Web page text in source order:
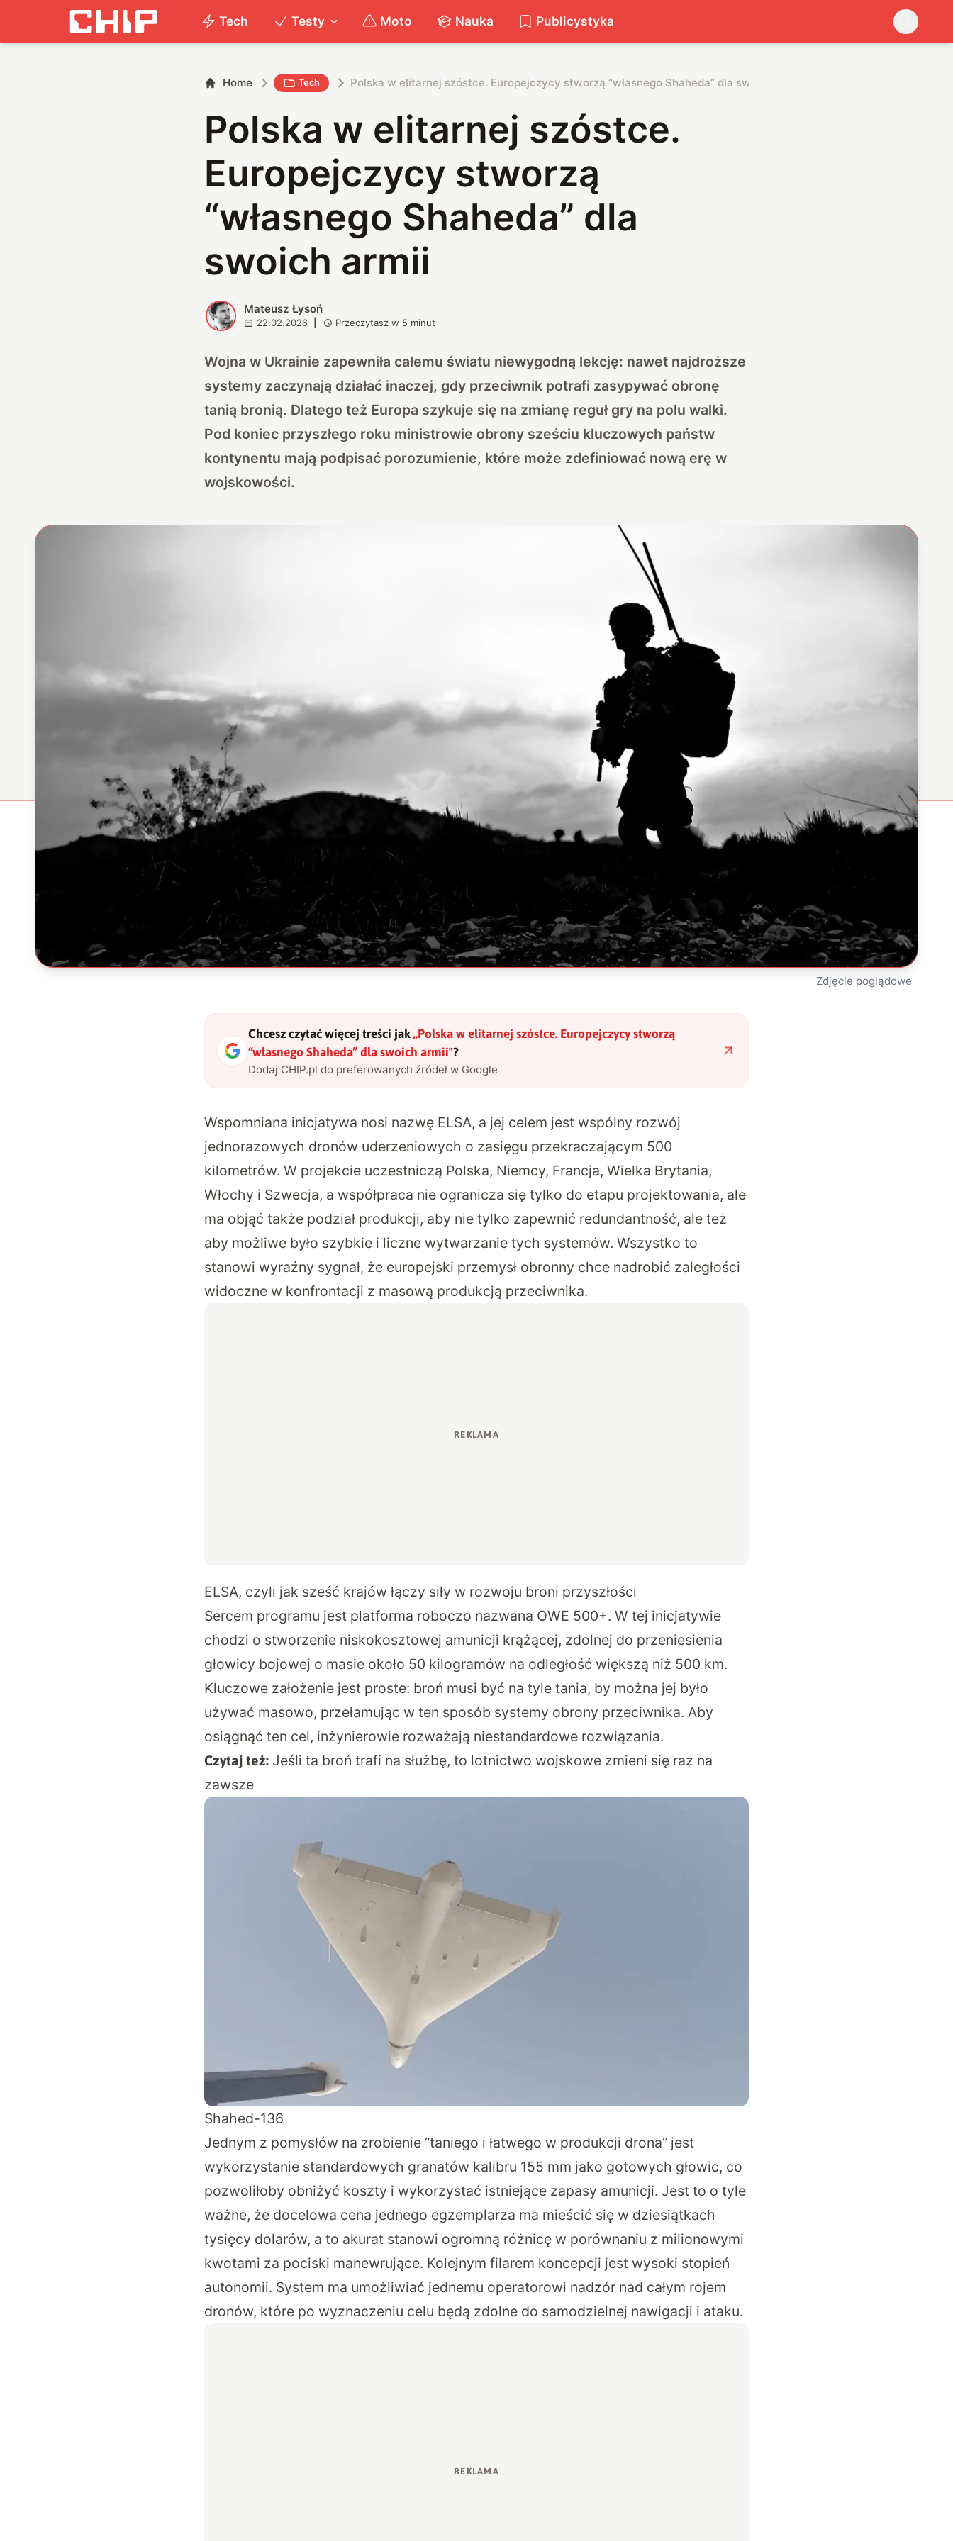
Tech Testy Moto Nauka Publicystyka
Home Tech Polska w elitarnej szóstce. Europejczycy stworzą “własnego Shaheda” dla swoich armii
Polska w elitarnej szóstce.
Europejczycy stworzą
“własnego Shaheda” dla
swoich armii
M Mateusz Łysoń
22.02.2026 Przeczytasz w 5 minut
Wojna w Ukrainie zapewniła całemu światu niewygodną lekcję: nawet najdroższe
systemy zaczynają działać inaczej, gdy przeciwnik potrafi zasypywać obronę
tanią bronią. Dlatego też Europa szykuje się na zmianę reguł gry na polu walki.
Pod koniec przyszłego roku ministrowie obrony sześciu kluczowych państw
kontynentu mają podpisać porozumienie, które może zdefiniować nową erę w
wojskowości.
Zdjęcie poglądowe
Chcesz czytać więcej treści jak „Polska w elitarnej szóstce. Europejczycy stworzą
“własnego Shaheda” dla swoich armii"?
Dodaj CHIP.pl do preferowanych źródeł w Google
Wspomniana inicjatywa nosi nazwę ELSA, a jej celem jest wspólny rozwój
jednorazowych dronów uderzeniowych o zasięgu przekraczającym 500
kilometrów. W projekcie uczestniczą Polska, Niemcy, Francja, Wielka Brytania,
Włochy i Szwecja, a współpraca nie ogranicza się tylko do etapu projektowania, ale
ma objąć także podział produkcji, aby nie tylko zapewnić redundantność, ale też
aby możliwe było szybkie i liczne wytwarzanie tych systemów. Wszystko to
stanowi wyraźny sygnał, że europejski przemysł obronny chce nadrobić zaległości
widoczne w konfrontacji z masową produkcją przeciwnika.
ELSA, czyli jak sześć krajów łączy siły w rozwoju broni przyszłości
Sercem programu jest platforma roboczo nazwana OWE 500+. W tej inicjatywie
chodzi o stworzenie niskokosztowej amunicji krążącej, zdolnej do przeniesienia
głowicy bojowej o masie około 50 kilogramów na odległość większą niż 500 km.
Kluczowe założenie jest proste: broń musi być na tyle tania, by można jej było
używać masowo, przełamując w ten sposób systemy obrony przeciwnika. Aby
osiągnąć ten cel, inżynierowie rozważają niestandardowe rozwiązania.
Czytaj też: Jeśli ta broń trafi na służbę, to lotnictwo wojskowe zmieni się raz na
zawsze
Shahed-136
Jednym z pomysłów na zrobienie “taniego i łatwego w produkcji drona” jest
wykorzystanie standardowych granatów kalibru 155 mm jako gotowych głowic, co
pozwoliłoby obniżyć koszty i wykorzystać istniejące zapasy amunicji. Jest to o tyle
ważne, że docelowa cena jednego egzemplarza ma mieścić się w dziesiątkach
tysięcy dolarów, a to akurat stanowi ogromną różnicę w porównaniu z milionowymi
kwotami za pociski manewrujące. Kolejnym filarem koncepcji jest wysoki stopień
autonomii. System ma umożliwiać jednemu operatorowi nadzór nad całym rojem
dronów, które po wyznaczeniu celu będą zdolne do samodzielnej nawigacji i ataku.